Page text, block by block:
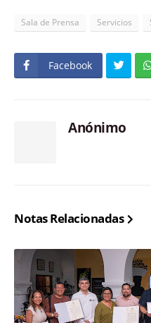
Sala de Prensa Servicios
Facebook
Anónimo
Notas Relacionadas